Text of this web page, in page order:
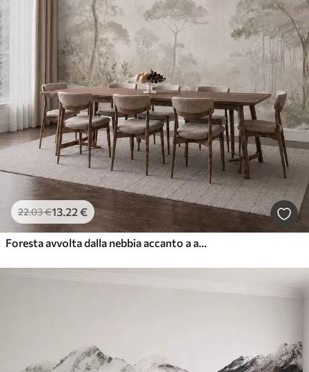
22.03€13.22 €
Foresta avvolta dalla nebbia accanto a acque tranquille, nei delicati toni pastello naturali